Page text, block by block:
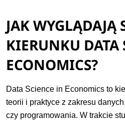
JAK
KIERUNKU DATA
ECONOMICS?
Data Science in Economics to
teorii i praktyce z zakresu
czy programowania. W trakcie